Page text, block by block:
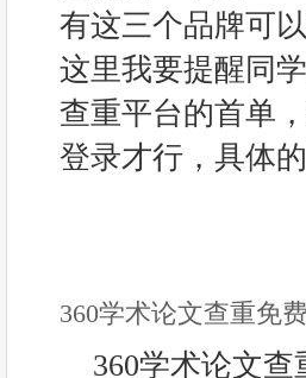
有这三个品牌可
这里我要提醒同
查重平台的首单
登录才行，具体
360学术论文查重免
360学术论文